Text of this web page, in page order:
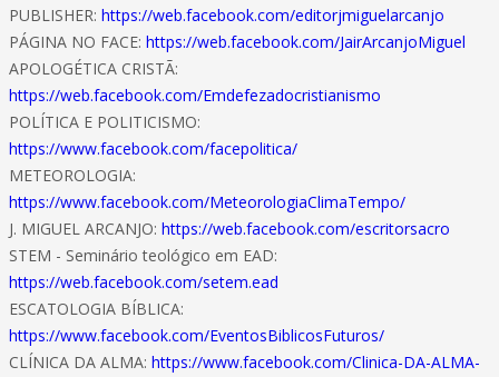
PUBLISHER: https://web.facebook.com/editorjmiguelarcanjo
PÁGINA NO FACE: https://web.facebook.com/JairArcanjoMiguel
APOLOGÉTICA CRISTÃ:
https://web.facebook.com/Emdefezadocristianismo
POLÍTICA E POLITICISMO:
https://www.facebook.com/facepolitica/
METEOROLOGIA:
https://www.facebook.com/MeteorologiaClimaTempo/
J. MIGUEL ARCANJO: https://web.facebook.com/escritorsacro
STEM - Seminário teológico em EAD:
https://web.facebook.com/setem.ead
ESCATOLOGIA BÍBLICA:
https://www.facebook.com/EventosBiblicosFuturos/
CLÍNICA DA ALMA: https://www.facebook.com/Clinica-DA-ALMA-